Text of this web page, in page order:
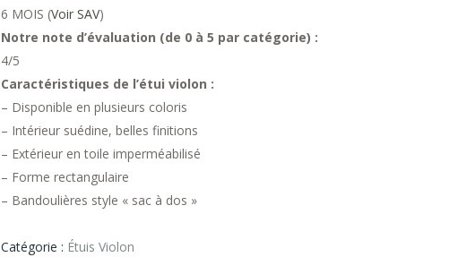
6 MOIS (Voir SAV)
Notre note d’évaluation (de 0 à 5 par catégorie) :
4/5
Caractéristiques de l’étui violon :
– Disponible en plusieurs coloris
– Intérieur suédine, belles finitions
– Extérieur en toile imperméabilisé
– Forme rectangulaire
– Bandoulières style « sac à dos »
Catégorie : Étuis Violon